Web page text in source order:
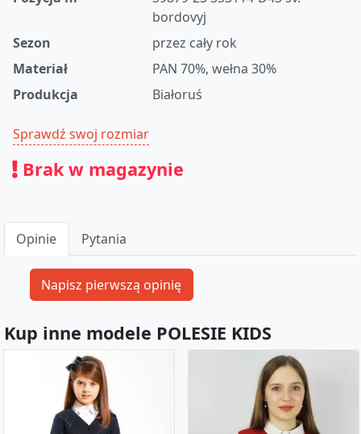
bordovyj
Sezon
przez cały rok
Materiał
PAN 70%, wełna 30%
Produkcja
Białoruś
Sprawdź swoj rozmiar
Brak w magazynie
Opinie Pytania
Kup inne modele POLESIE KIDS